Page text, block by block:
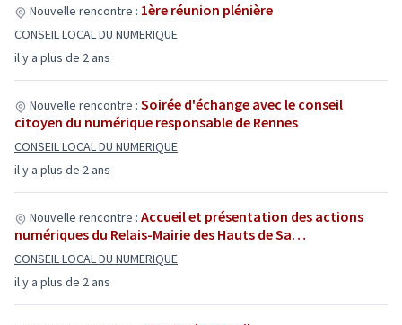
il y a plus de 2 ans
Nouvelle rencontre : 1ère réunion plénière
CONSEIL LOCAL DU NUMERIQUE
il y a plus de 2 ans
Nouvelle rencontre : Soirée d'échange avec le conseil
citoyen du numérique responsable de Rennes
CONSEIL LOCAL DU NUMERIQUE
il y a plus de 2 ans
Nouvelle rencontre : Accueil et présentation des actions
numériques du Relais-Mairie des Hauts de Sa…
CONSEIL LOCAL DU NUMERIQUE